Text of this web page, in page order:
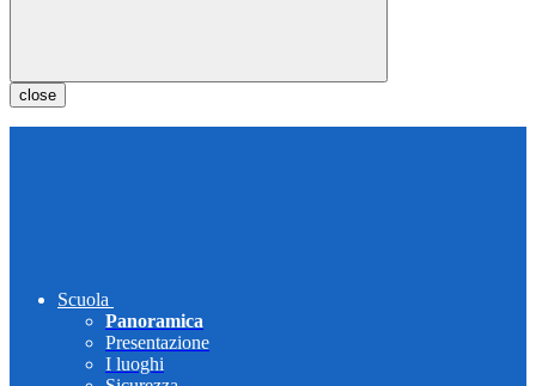
close
Scuola
Panoramica
Presentazione
I luoghi